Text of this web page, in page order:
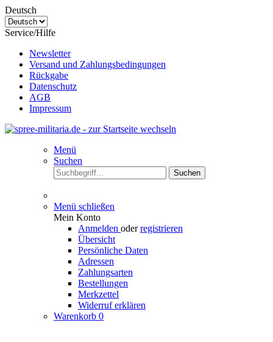
Deutsch
Service/Hilfe
Newsletter
Versand und Zahlungsbedingungen
Rückgabe
Datenschutz
AGB
Impressum
Menü
Suchen
Suchen
Menü schließen
Mein Konto
Anmelden oderregistrieren
Übersicht
Persönliche Daten
Adressen
Zahlungsarten
Bestellungen
Merkzettel
Widerruf erklären
Warenkorb 0